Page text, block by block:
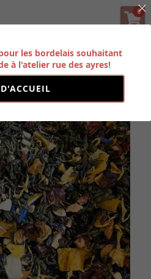
0
PRO
BY
×
DE LA BOUTIQUE
pour les bordelais souhaitant
à l'atelier rue des ayres!